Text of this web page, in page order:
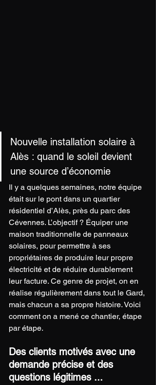
Nouvelle installation solaire à
Alès : quand le soleil devient
une source d’économie
Il y a quelques semaines, notre équipe
était sur le pont dans un quartier
résidentiel d’Alès, près du parc des
Cévennes. L’objectif ? Équiper une
maison traditionnelle de panneaux
solaires, pour permettre à ses
propriétaires de produire leur propre
électricité et de réduire durablement
leur facture. Ce genre de projet, on en
réalise régulièrement dans tout le Gard,
mais chacun a sa propre histoire. Voici
comment on a mené ce chantier, étape
par étape.
Des clients motivés avec une
demande précise et des
questions légitimes ...